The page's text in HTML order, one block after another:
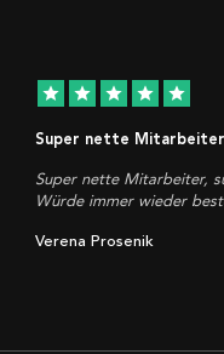
star star star star star
Super nette Mitarbeiter
Super nette Mitarbeiter,
Würde immer wieder
Verena Prosenik